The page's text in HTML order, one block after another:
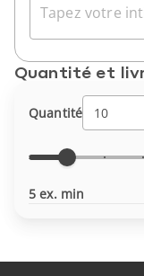
Tapez votre
Quantité et
Quantité
5 ex. min